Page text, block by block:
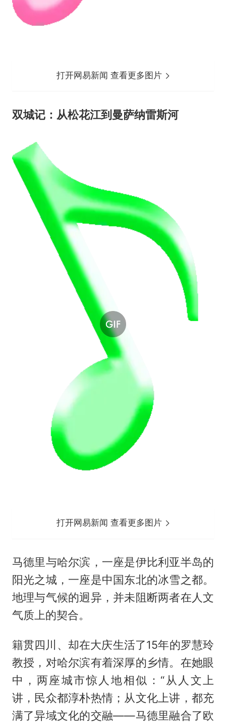
打开网易新闻 查看更多图片
双城记：从松花江到曼萨纳雷斯河
打开网易新闻 查看更多图片
马德里与哈尔滨，一座是伊比利亚半岛的
阳光之城，一座是中国东北的冰雪之都。
地理与气候的迥异，并未阻断两者在人文
气质上的契合。
籍贯四川、却在大庆生活了15年的罗慧玲
教授，对哈尔滨有着深厚的乡情。在她眼
中，两座城市惊人地相似：“从人文上
讲，民众都淳朴热情；从文化上讲，都充
满了异域文化的交融——马德里融合了欧